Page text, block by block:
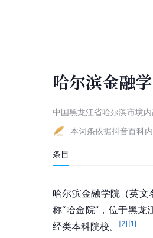
哈尔滨金融
中国黑龙江省哈尔滨市境
本词条依据抖音百科
条目
哈尔滨金融学院（英
称“哈金院”，位于黑龙
经类本科院校。
[2] [1]